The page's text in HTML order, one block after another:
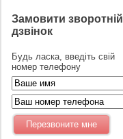
Замовити зворотній
дзвінок
Будь ласка, введіть свій
номер телефону